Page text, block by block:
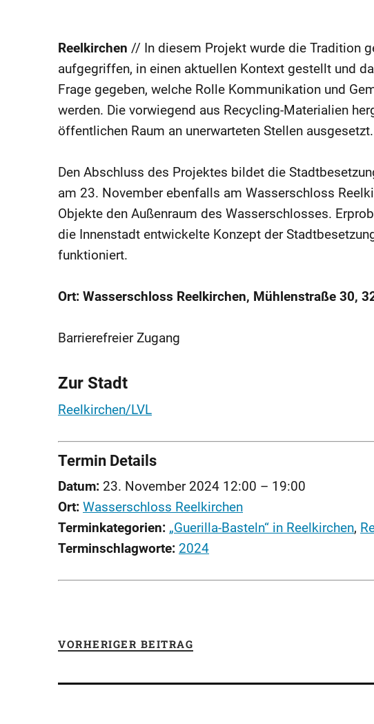
Reelkirchen // In diesem Projekt wurde die Tradition
aufgegriffen, in einen aktuellen Kontext gestellt und
Frage gegeben, welche Rolle Kommunikation und
werden. Die vorwiegend aus Recycling-Materialien
öffentlichen Raum an unerwarteten Stellen ausgesetzt.
Den Abschluss des Projektes bildet die
am 23. November ebenfalls am Wasserschloss
Objekte den Außenraum des Wasserschlosses.
die Innenstadt entwickelte Konzept der
funktioniert.
Ort: Wasserschloss Reelkirchen, Mühlenstraße 30,
Barrierefreier Zugang
Zur Stadt
Reelkirchen/LVL
Termin Details
Datum: 23. November 2024 12:00 – 19:00
Ort: Wasserschloss Reelkirchen
Terminkategorien: „Guerilla-Basteln“ in Reelkirchen,
Terminschlagworte: 2024
VORHERIGER BEITRAG